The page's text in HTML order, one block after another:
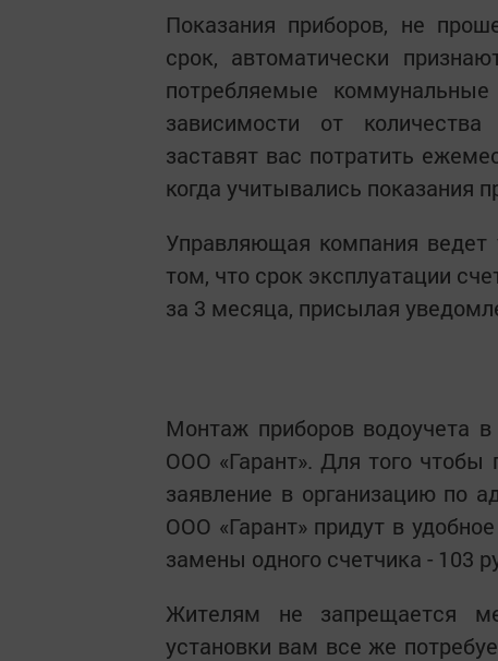
Показания приборов, не
срок, автоматически
потребляемые
зависимости от
заставят вас потратить
когда учитывались показания
Управляющая компания
том, что срок эксплуатации
за 3 месяца, присылая
Монтаж приборов водоучета
ООО «Гарант». Для того чтобы
заявление в организацию по
ООО «Гарант» придут в
замены одного счетчика - 103
Жителям не запрещается
установки вам все же